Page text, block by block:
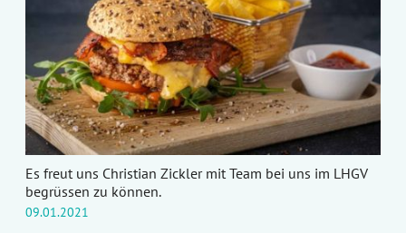
Es freut uns Christian Zickler mit Team bei uns im LHGV
begrüssen zu können.
09.01.2021